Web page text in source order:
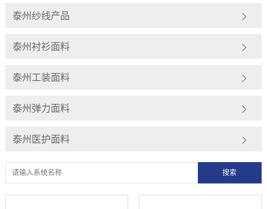
泰州纱线产品
泰州衬衫面料
泰州工装面料
泰州弹力面料
泰州医护面料